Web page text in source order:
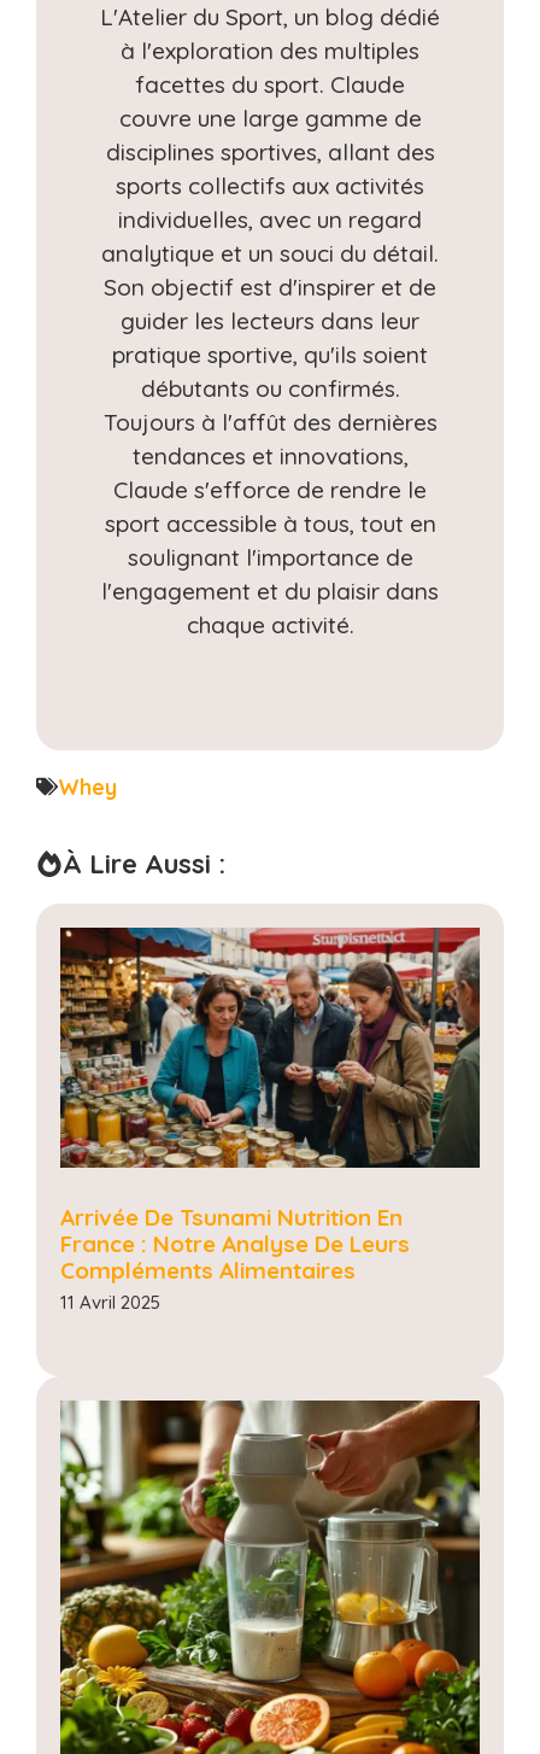
L'Atelier du Sport, un blog dédié
à l'exploration des multiples
facettes du sport. Claude
couvre une large gamme de
disciplines sportives, allant des
sports collectifs aux activités
individuelles, avec un regard
analytique et un souci du détail.
Son objectif est d'inspirer et de
guider les lecteurs dans leur
pratique sportive, qu'ils soient
débutants ou confirmés.
Toujours à l'affût des dernières
tendances et innovations,
Claude s'efforce de rendre le
sport accessible à tous, tout en
soulignant l'importance de
l'engagement et du plaisir dans
chaque activité.
Whey
À Lire Aussi :
Arrivée De Tsunami Nutrition En
France : Notre Analyse De Leurs
Compléments Alimentaires
11 Avril 2025